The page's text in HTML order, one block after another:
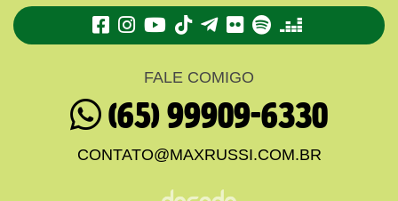
TikTokTelegram
FlickrSpotifyDeezer
FALE COMIGO
(65) 99909-6330
CONTATO@MAXRUSSI.COM.BR